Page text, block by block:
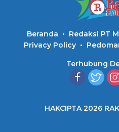
Beranda
Redaksi PT
Privacy Policy
Terhubung
HAKCIPTA 2026